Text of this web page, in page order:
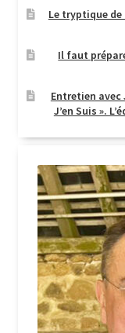
Le tryptique
Il faut
Entretien avec
J’en Suis ».